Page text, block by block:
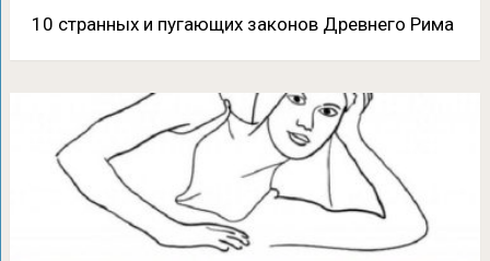
10 странных и пугающих законов Древнего Рима